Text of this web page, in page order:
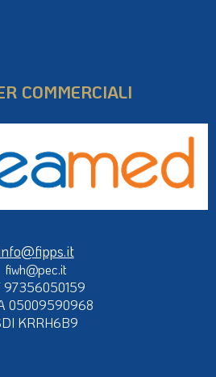
COMMERCIALI
fiwh@pec.it
97356050159
05009590968
KRRH6B9